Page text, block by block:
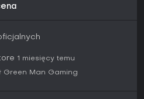
1 miesięcy temu
Green Man Gaming